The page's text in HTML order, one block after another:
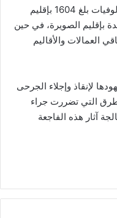
وأوضحت الوزارة، في بلاغ لها، أن عدد الوفيات بلغ 1604 بإقليم
واحدة بإقليم الصويرة، في حين
العمالات والأقاليم
لإنقاذ وإجلاء الجرحى
التي تضررت جراء
آثار هذه الفاجعة